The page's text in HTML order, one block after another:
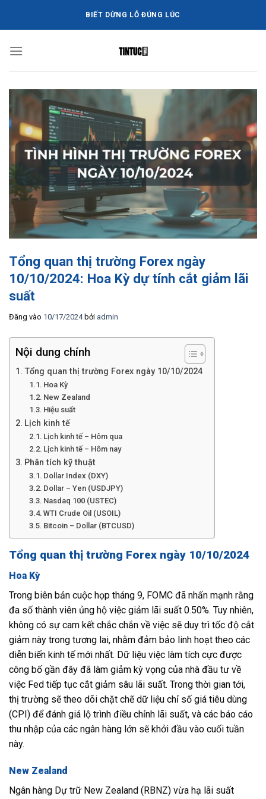
dung
BIẾT DỪNG LỖ ĐÚNG LÚC
Tổng quan thị trường Forex ngày
10/10/2024: Hoa Kỳ dự tính cắt giảm lãi
suất
Đăng vào 10/17/2024 bởi admin
Nội dung chính
Tổng quan thị trường Forex ngày 10/10/2024
Hoa Kỳ
New Zealand
Hiệu suất
Lịch kinh tế
Lịch kinh tế – Hôm qua
Lịch kinh tế – Hôm nay
Phân tích kỹ thuật
Dollar Index (DXY)
Dollar – Yen (USDJPY)
Nasdaq 100 (USTEC)
WTI Crude Oil (USOIL)
Bitcoin – Dollar (BTCUSD)
Tổng quan thị trường Forex ngày 10/10/2024
Hoa Kỳ
Trong biên bản cuộc họp tháng 9, FOMC đã nhấn mạnh rằng
đa số thành viên ủng hộ việc giảm lãi suất 0.50%. Tuy nhiên,
không có sự cam kết chắc chắn về việc sẽ duy trì tốc độ cắt
giảm này trong tương lai, nhằm đảm bảo linh hoạt theo các
diễn biến kinh tế mới nhất. Dữ liệu việc làm tích cực được
công bố gần đây đã làm giảm kỳ vọng của nhà đầu tư về
việc Fed tiếp tục cắt giảm sâu lãi suất. Trong thời gian tới,
thị trường sẽ theo dõi chặt chẽ dữ liệu chỉ số giá tiêu dùng
(CPI) để đánh giá lộ trình điều chỉnh lãi suất, và các báo cáo
thu nhập của các ngân hàng lớn sẽ khởi đầu vào cuối tuần
này.
New Zealand
Ngân hàng Dự trữ New Zealand (RBNZ) vừa hạ lãi suất